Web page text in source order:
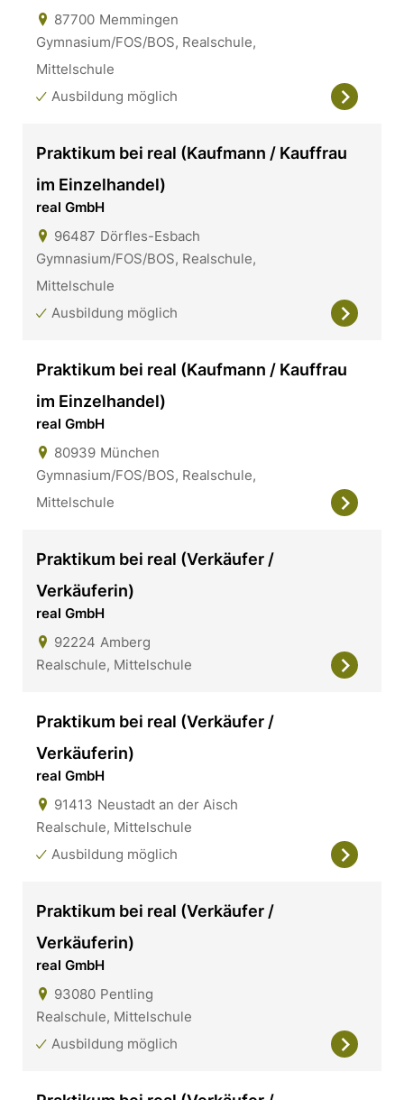
87700 Memmingen
Gymnasium/FOS/BOS, Realschule,
Mittelschule
Ausbildung möglich
Praktikum bei real (Kaufmann / Kauffrau
im Einzelhandel)
real GmbH
96487 Dörfles-Esbach
Gymnasium/FOS/BOS, Realschule,
Mittelschule
Ausbildung möglich
Praktikum bei real (Kaufmann / Kauffrau
im Einzelhandel)
real GmbH
80939 München
Gymnasium/FOS/BOS, Realschule,
Mittelschule
Praktikum bei real (Verkäufer /
Verkäuferin)
real GmbH
92224 Amberg
Realschule, Mittelschule
Praktikum bei real (Verkäufer /
Verkäuferin)
real GmbH
91413 Neustadt an der Aisch
Realschule, Mittelschule
Ausbildung möglich
Praktikum bei real (Verkäufer /
Verkäuferin)
real GmbH
93080 Pentling
Realschule, Mittelschule
Ausbildung möglich